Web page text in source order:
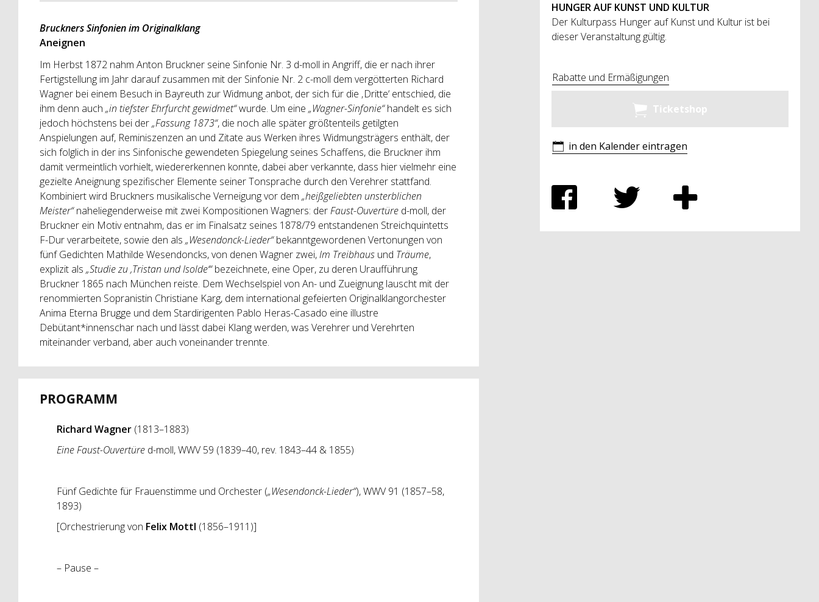
Bruckners Sinfonien im Originalklang
Aneignen
Im Herbst 1872 nahm Anton Bruckner seine Sinfonie Nr. 3 d-moll in Angriff, die er nach ihrer
Fertigstellung im Jahr darauf zusammen mit der Sinfonie Nr. 2 c-moll dem vergötterten Richard
Wagner bei einem Besuch in Bayreuth zur Widmung anbot, der sich für die ‚Dritte‘ entschied, die
ihm denn auch „in tiefster Ehrfurcht gewidmet“wurde. Um eine „Wagner-Sinfonie“handelt es sich
jedoch höchstens bei der„Fassung 1873“, die noch alle später größtenteils getilgten
Anspielungen auf, Reminiszenzen an und Zitate aus Werken ihres Widmungsträgers enthält, der
sich folglich in der ins Sinfonische gewendeten Spiegelung seines Schaffens, die Bruckner ihm
damit vermeintlich vorhielt, wiedererkennen konnte, dabei aber verkannte, dass hier vielmehr eine
gezielte Aneignung spezifischer Elemente seiner Tonsprache durch den Verehrer stattfand.
Kombiniert wird Bruckners musikalische Verneigung vor dem „heißgeliebten unsterblichen
Meister“naheliegenderweise mit zwei Kompositionen Wagners: derFaust-Ouvertüre d-moll, der
Bruckner ein Motiv entnahm, das er im Finalsatz seines 1878/79 entstandenen Streichquintetts
F-Dur verarbeitete, sowie den als „Wesendonck-Lieder“bekanntgewordenen Vertonungen von
fünf Gedichten Mathilde Wesendoncks, von denen Wagner zwei,Im Treibhaus und Träume,
explizit als „Studie zu ‚Tristan und Isolde‘“bezeichnete, eine Oper, zu deren Uraufführung
Bruckner 1865 nach München reiste. Dem Wechselspiel von An- und Zueignung lauscht mit der
renommierten Sopranistin Christiane Karg, dem international gefeierten Originalklangorchester
Anima Eterna Brugge und dem Stardirigenten Pablo Heras-Casado eine illustre
Debütant*innenschar nach und lässt dabei Klang werden, was Verehrer und Verehrten
miteinander verband, aber auch voneinander trennte.
PROGRAMM
Richard Wagner(1813–1883)
Eine Faust-Ouvertüred-moll, WWV 59 (1839–40, rev. 1843–44 & 1855)
Fünf Gedichte für Frauenstimme und Orchester („Wesendonck-Lieder“), WWV 91 (1857–58,
1893)
[Orchestrierung von Felix Mottl (1856–1911)]
– Pause –
HUNGER AUF KUNST UND KULTUR
Der Kulturpass Hunger auf Kunst und Kultur ist bei
dieser Veranstaltung gültig.
Rabatte und Ermäßigungen
Ticketshop
in den Kalender eintragen